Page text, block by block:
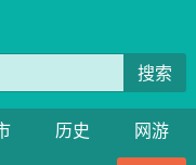
搜索
历史
网游